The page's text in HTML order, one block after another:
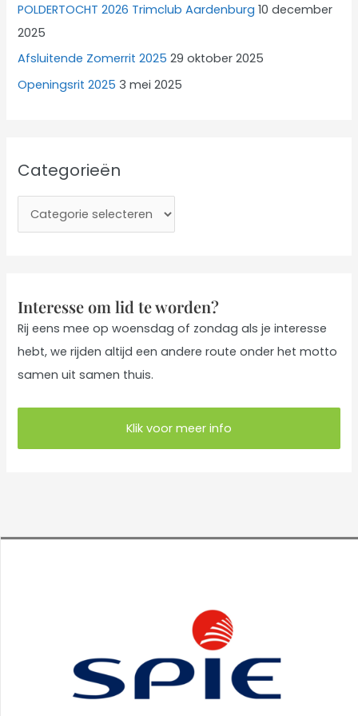
POLDERTOCHT 2026 Trimclub Aardenburg 10 december
2025
Afsluitende Zomerrit 2025 29 oktober 2025
Openingsrit 2025 3 mei 2025
Categorieën
a
g
o
r
i
Interesse om lid te worden?
Rij eens mee op woensdag of zondag als je interesse
hebt, we rijden altijd een andere route onder het motto
samen uit samen thuis.
Klik voor meer info